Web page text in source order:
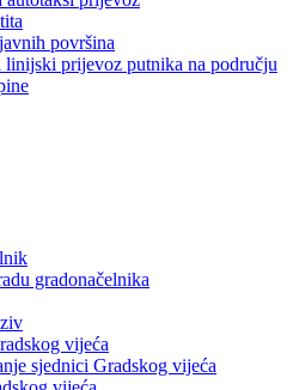
površina
prijevoz putnika na području
gradonačelnika
vijeća
sjednici Gradskog vijeća